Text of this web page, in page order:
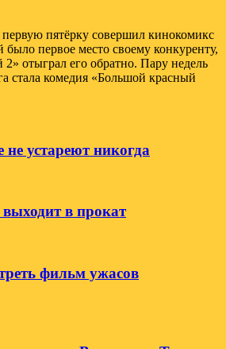
пятёрку совершил кинокомикс
первое место своему конкуренту,
отыграл его обратно. Пару недель
стала комедия «Большой красный
устареют никогда
в прокат
фильм ужасов